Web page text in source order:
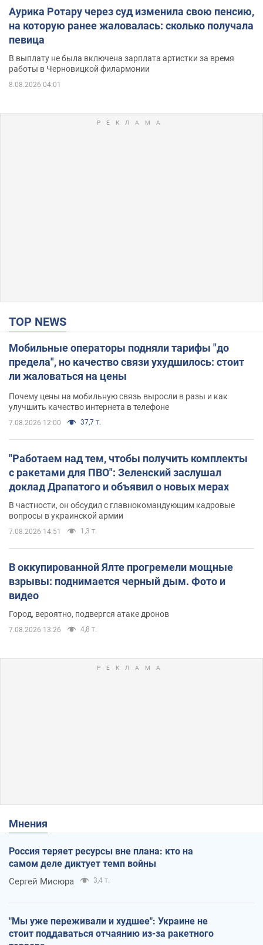
Аурика Ротару через суд изменила свою пенсию,
на которую ранее жаловалась: сколько получала
певица
В выплату не была включена зарплата артистки за время
работы в Черновицкой филармонии
8.08.2026 04:01
TOP NEWS
Мобильные операторы подняли тарифы "до
предела", но качество связи ухудшилось: стоит
ли жаловаться на цены
Почему цены на мобильную связь выросли в разы и как
улучшить качество интернета в телефоне
7.08.2026 12:00 37,7 т.
"Работаем над тем, чтобы получить комплекты
с ракетами для ПВО": Зеленский заслушал
доклад Драпатого и объявил о новых мерах
В частности, он обсудил с главнокомандующим кадровые
вопросы в украинской армии
7.08.2026 14:51 1,3 т.
В оккупированной Ялте прогремели мощные
взрывы: поднимается черный дым. Фото и
видео
Город, вероятно, подвергся атаке дронов
7.08.2026 13:26 4,8 т.
Мнения
Россия теряет ресурсы вне плана: кто на
самом деле диктует темп войны
Сергей Мисюра 3,4 т.
"Мы уже переживали и худшее": Украине не
стоит поддаваться отчаянию из-за ракетного